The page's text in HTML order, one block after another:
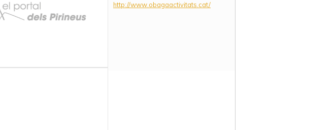
http://www.obagaactivitats.cat/